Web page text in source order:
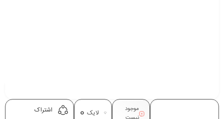
موجود
لایک 0 اشتراک